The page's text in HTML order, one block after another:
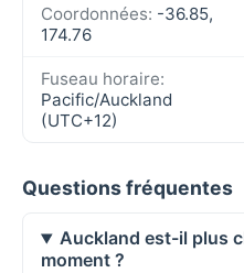
Coordonnées: -36.85,
174.76
Fuseau horaire:
Pacific/Auckland
(UTC+12)
Questions fréquentes
Auckland est-il plus
moment ?